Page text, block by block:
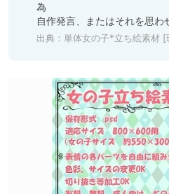
為
自作発言、またはそれを思わ
出典： 単体女の子*立ち絵素材